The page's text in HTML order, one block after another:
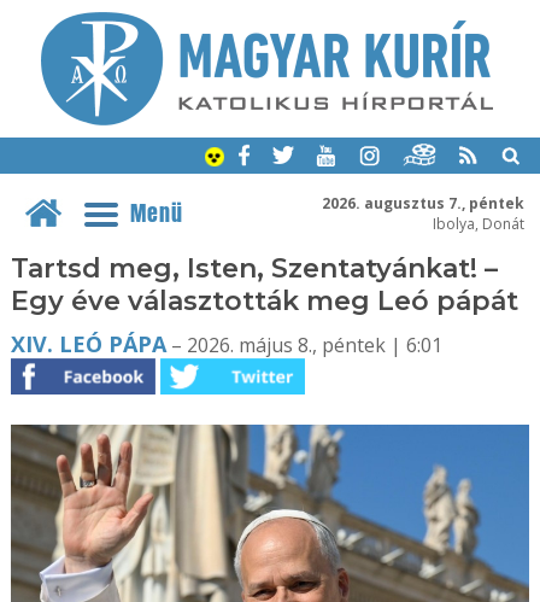
2026. augusztus 7., péntek
Ibolya, Donát
Menü
Tartsd meg, Isten, Szentatyánkat! –
Egy éve választották meg Leó pápát
XIV. LEÓ PÁPA– 2026. május 8., péntek | 6:01